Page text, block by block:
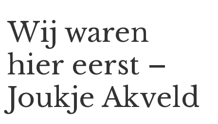
Wij waren
hier eerst –
Joukje Akveld